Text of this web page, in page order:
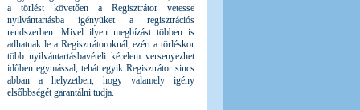
a törlést követően a Regisztrátor vetesse
nyilvántartásba igényüket a regisztrációs
rendszerben. Mivel ilyen megbízást többen is
adhatnak le a Regisztrátoroknál, ezért a törléskor
több nyilvántartásbavételi kérelem versenyezhet
időben egymással, tehát egyik Regisztrátor sincs
abban a helyzetben, hogy valamely igény
elsőbbségét garantálni tudja.